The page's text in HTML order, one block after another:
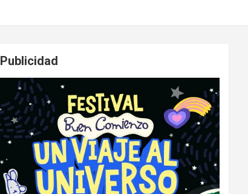
Publicidad